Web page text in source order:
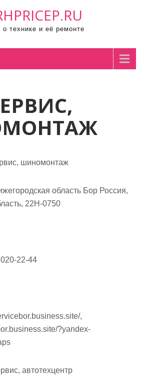
о технике и её ремонте
шиномонтаж
область Бор Россия,
22Н-0750
22-44
,
?yandex-
автотехцентр